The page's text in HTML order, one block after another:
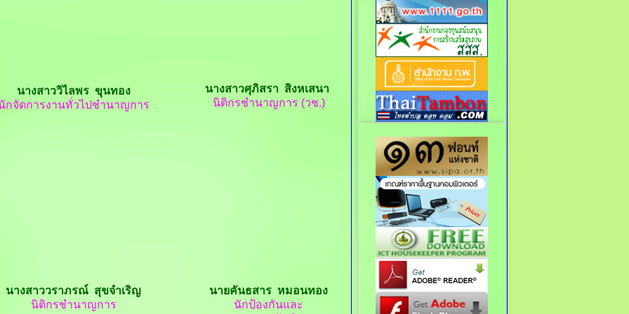
นางสาววิไลพร ขุนทอง
กจัดการงานทั่วไปชำนาญการ
นางสาวศุภิสรา สิงหเสนา
นิติกรชำนาญการ (วช.)
นางสาววราภรณ์ สุขจำเริญ
นิติกรชำนาญการ
นายคันธสาร หมอนทอง
นักป้องกันและ